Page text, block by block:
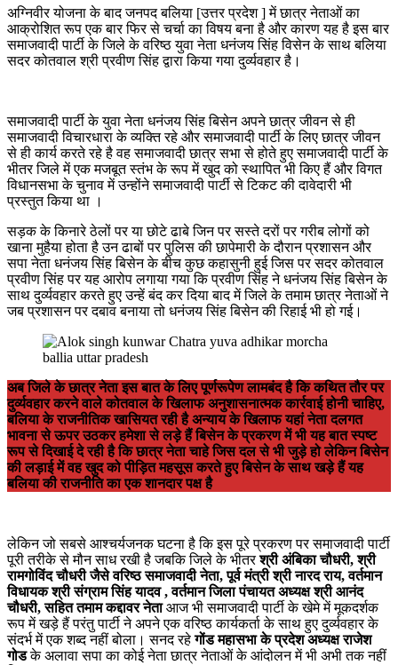
अग्निवीर योजना के बाद जनपद बलिया [उत्तर प्रदेश ] में छात्र नेताओं का
आक्रोशित रूप एक बार फिर से चर्चा का विषय बना है और कारण यह है इस बार
समाजवादी पार्टी के जिले के वरिष्ठ युवा नेता धनंजय सिंह विसेन के साथ बलिया
सदर कोतवाल श्री प्रवीण सिंह द्वारा किया गया दुर्व्यवहार है।
समाजवादी पार्टी के युवा नेता धनंजय सिंह बिसेन अपने छात्र जीवन से ही
समाजवादी विचारधारा के व्यक्ति रहे और समाजवादी पार्टी के लिए छात्र जीवन
से ही कार्य करते रहे है वह समाजवादी छात्र सभा से होते हुए समाजवादी पार्टी के
भीतर जिले में एक मजबूत स्तंभ के रूप में खुद को स्थापित भी किए हैं और विगत
विधानसभा के चुनाव में उन्होंने समाजवादी पार्टी से टिकट की दावेदारी भी
प्रस्तुत किया था ।
सड़क के किनारे ठेलों पर या छोटे ढाबे जिन पर सस्ते दरों पर गरीब लोगों को
खाना मुहैया होता है उन ढाबों पर पुलिस की छापेमारी के दौरान प्रशासन और
सपा नेता धनंजय सिंह बिसेन के बीच कुछ कहासुनी हुई जिस पर सदर कोतवाल
प्रवीण सिंह पर यह आरोप लगाया गया कि प्रवीण सिंह ने धनंजय सिंह बिसेन के
साथ दुर्व्यवहार करते हुए उन्हें बंद कर दिया बाद में जिले के तमाम छात्र नेताओं ने
जब प्रशासन पर दबाव बनाया तो धनंजय सिंह बिसेन की रिहाई भी हो गई।
अब जिले के छात्र नेता इस बात के लिए पूर्णरूपेण लामबंद है कि कथित तौर पर
दुर्व्यवहार करने वाले कोतवाल के खिलाफ अनुशासनात्मक कार्रवाई होनी चाहिए,
बलिया के राजनीतिक खासियत रही है अन्याय के खिलाफ यहां नेता दलगत
भावना से ऊपर उठकर हमेशा से लड़े हैं बिसेन के प्रकरण में भी यह बात स्पष्ट
रूप से दिखाई दे रही है कि छात्र नेता चाहे जिस दल से भी जुड़े हो लेकिन बिसेन
की लड़ाई में वह खुद को पीड़ित महसूस करते हुए बिसेन के साथ खड़े हैं यह
बलिया की राजनीति का एक शानदार पक्ष है
लेकिन जो सबसे आश्चर्यजनक घटना है कि इस पूरे प्रकरण पर समाजवादी पार्टी
पूरी तरीके से मौन साध रखी है जबकि जिले के भीतरश्री अंबिका चौधरी, श्री
रामगोविंद चौधरी जैसे वरिष्ठ समाजवादी नेता, पूर्व मंत्री श्री नारद राय, वर्तमान
विधायक श्री संग्राम सिंह यादव , वर्तमान जिला पंचायत अध्यक्ष श्री आनंद
चौधरी, सहित तमाम कद्दावर नेताआज भी समाजवादी पार्टी के खेमे में मूकदर्शक
रूप में खड़े हैं परंतु पार्टी ने अपने एक वरिष्ठ कार्यकर्ता के साथ हुए दुर्व्यवहार के
संदर्भ में एक शब्द नहीं बोला। सनद रहेगोंड महासभा के प्रदेश अध्यक्ष राजेश
गोडके अलावा सपा का कोई नेता छात्र नेताओं के आंदोलन में भी अभी तक नहीं